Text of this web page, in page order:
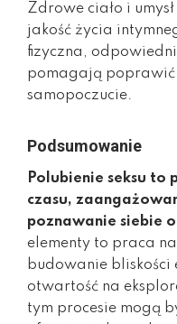
Zdrowe ciało i
jakość życia
fizyczna,
pomagają
samopoczucie.
Podsumowanie
Polubienie seksu to
czasu,
poznawanie siebie
elementy to praca
budowanie bliskości
otwartość na
tym procesie mogą